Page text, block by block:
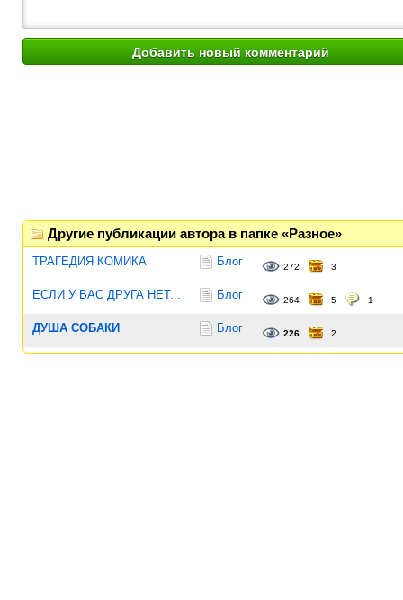
Другие публикации автора в папке «Разное»
ТРАГЕДИЯ КОМИКА Блог 272 3
ЕСЛИ У ВАС ДРУГА НЕТ... Блог 264 5 1
ДУША СОБАКИ Блог 226 2